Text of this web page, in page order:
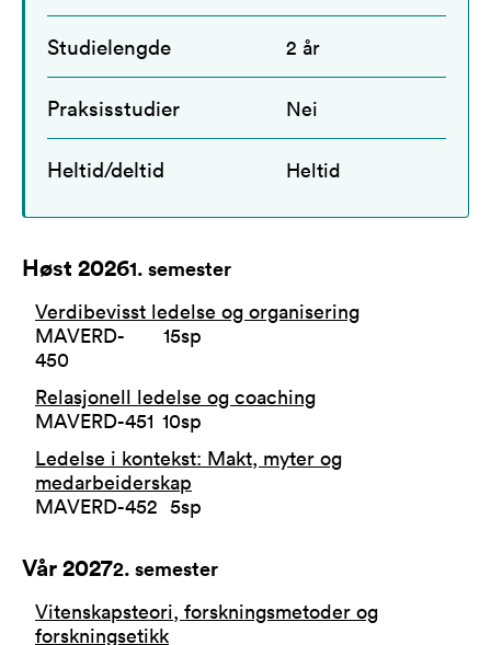
Studielengde 2 år
Praksisstudier Nei
Heltid/deltid Heltid
Høst 20261. semester
Verdibevisst ledelse og organisering
MAVERD-
450
15sp
Relasjonell ledelse og coaching
MAVERD-451 10sp
Ledelse i kontekst: Makt, myter og
medarbeiderskap
MAVERD-452 5sp
Vår 20272. semester
Vitenskapsteori, forskningsmetoder og
forskningsetikk